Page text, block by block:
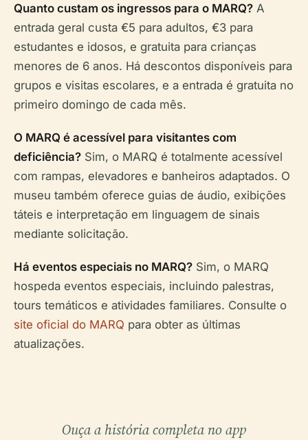
Quanto custam os ingressos para o MARQ? A
entrada geral custa €5 para adultos, €3 para
estudantes e idosos, e gratuita para crianças
menores de 6 anos. Há descontos disponíveis para
grupos e visitas escolares, e a entrada é gratuita no
primeiro domingo de cada mês.
O MARQ é acessível para visitantes com
deficiência? Sim, o MARQ é totalmente acessível
com rampas, elevadores e banheiros adaptados. O
museu também oferece guias de áudio, exibições
táteis e interpretação em linguagem de sinais
mediante solicitação.
Há eventos especiais no MARQ? Sim, o MARQ
hospeda eventos especiais, incluindo palestras,
tours temáticos e atividades familiares. Consulte o
site oficial do MARQ para obter as últimas
atualizações.
Ouça a história completa no app